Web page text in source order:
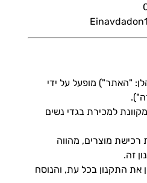
"האתר") מופעל על ידי
למכירת בגדי נשים
רכישת מוצרים, מהווה
זה.
את התקנון בכל עת, והנוסח